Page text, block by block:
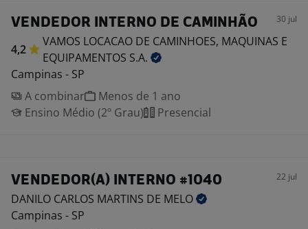
VENDEDOR INTERNO DE CAMINHÃO 30 jul
4,2
VAMOS LOCACAO DE CAMINHOES, MAQUINAS E
EQUIPAMENTOS S.A.
Campinas - SP
A combinar
Menos de 1 ano
Ensino Médio (2º Grau)
Presencial
VENDEDOR(A) INTERNO #1040 22 jul
DANILO CARLOS MARTINS DE MELO
Campinas - SP